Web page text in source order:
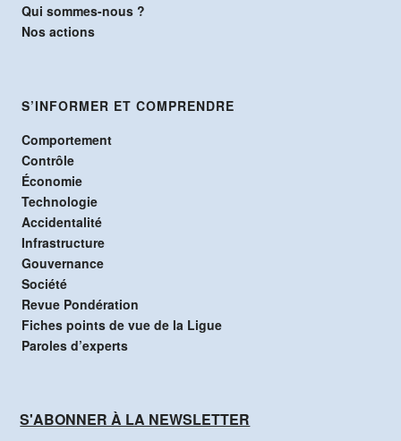
Qui sommes-nous ?
Nos actions
S’INFORMER ET COMPRENDRE
Comportement
Contrôle
Économie
Technologie
Accidentalité
Infrastructure
Gouvernance
Société
Revue Pondération
Fiches points de vue de la Ligue
Paroles d’experts
S'ABONNER À LA NEWSLETTER